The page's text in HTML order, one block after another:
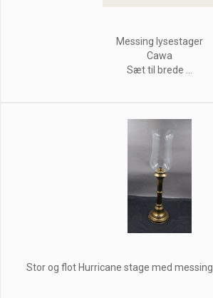
Messing lysestager
Cawa
Sæt til brede ...
Stor og flot Hurricane stage med messing